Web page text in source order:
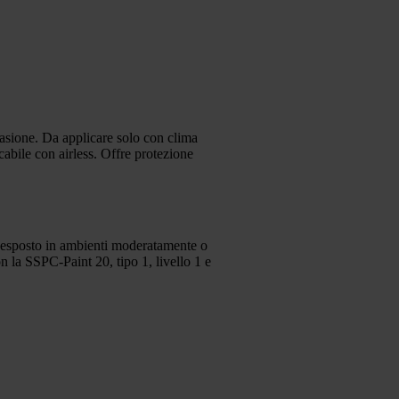
Da applicare solo con clima
con airless. Offre protezione
in ambienti moderatamente o
la SSPC-Paint 20, tipo 1, livello 1 e